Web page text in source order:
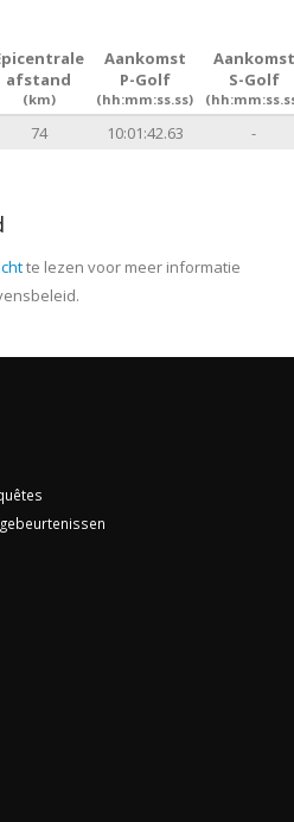
afstand
(km)
Aankomst
P-Golf
(hh:mm:ss.ss)
Aankomst
S-Golf
74 10:01:42.63 -
te lezen voor meer informatie